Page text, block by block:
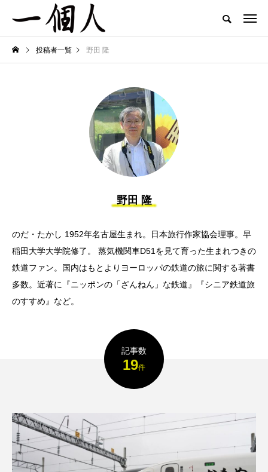
投稿者一覧 野田 隆
野田 隆
のだ・たかし 1952年名古屋生まれ。日本旅行作家協会理事。早
稲田大学大学院修了。 蒸気機関車D51を見て育った生まれつきの
鉄道ファン。国内はもとよりヨーロッパの鉄道の旅に関する著書
多数。近著に『ニッポンの「ざんねん」な鉄道』『シニア鉄道旅
のすすめ』など。
記事数
19件